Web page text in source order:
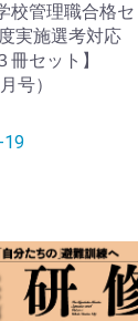
校管理職合格セ
実施選考対応
冊セット】
号）
19